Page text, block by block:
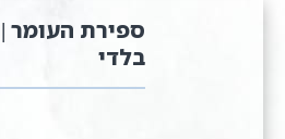
ספירת העומר
בלדי